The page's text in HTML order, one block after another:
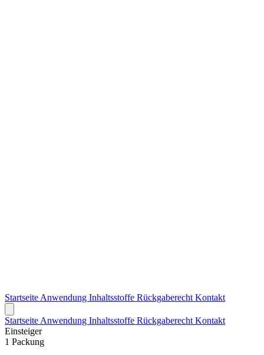
Startseite Anwendung Inhaltsstoffe Rückgaberecht Kontakt
Startseite Anwendung Inhaltsstoffe Rückgaberecht Kontakt
Einsteiger
1 Packung